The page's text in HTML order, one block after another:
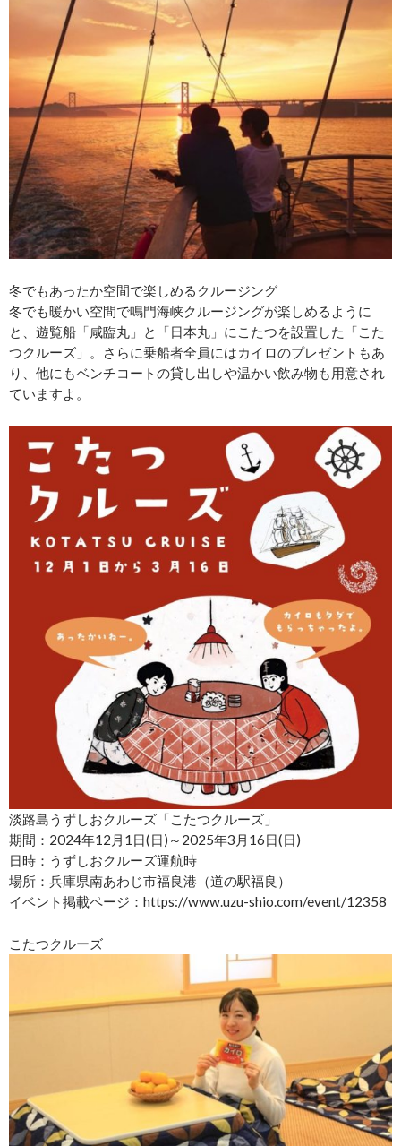
冬でもあったか空間で楽しめるクルージング
冬でも暖かい空間で鳴門海峡クルージングが楽しめるように
と、遊覧船「咸臨丸」と「日本丸」にこたつを設置した「こた
つクルーズ」。さらに乗船者全員にはカイロのプレゼントもあ
り、他にもベンチコートの貸し出しや温かい飲み物も用意され
ていますよ。
淡路島うずしおクルーズ「こたつクルーズ」
期間：2024年12月1日(日)～2025年3月16日(日)
日時：うずしおクルーズ運航時
場所：兵庫県南あわじ市福良港（道の駅福良）
イベント掲載ページ：https://www.uzu-shio.com/event/12358
こたつクルーズ